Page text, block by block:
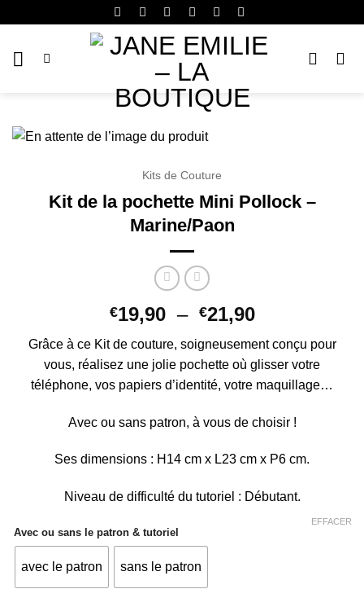
contenu
Kits de Couture
Kit de la pochette Mini Pollock –
Marine/Paon
€19,90 – €21,90Plage
prix :
€19,90
à
Grâce à ce Kit de couture, soigneusement conçu pour
vous, réalisez une jolie pochette où glisser votre
téléphone, vos papiers d’identité, votre maquillage…
Avec ou sans patron, à vous de choisir !
Ses dimensions : H14 cm x L23 cm x P6 cm.
Niveau de difficulté du tutoriel : Débutant.
Avec ou sans le patron & tutoriel
avec le patron sans le patron
EFFACER